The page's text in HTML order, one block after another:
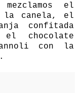
el
la canela, el
confitada
chocolate
con la